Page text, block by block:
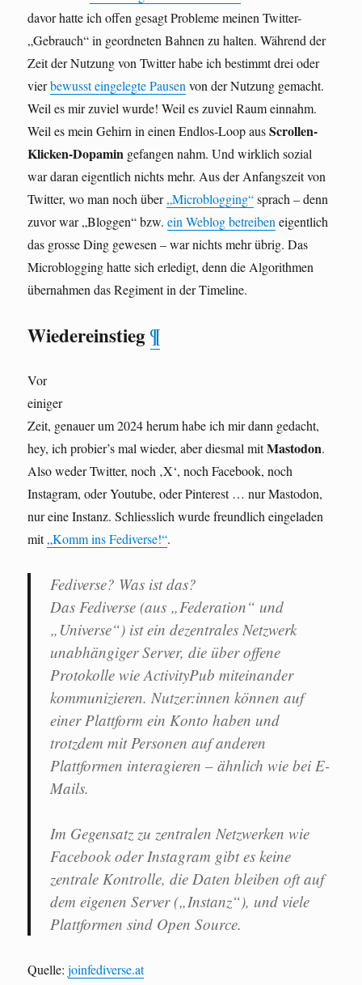
davor hatte ich offen gesagt Probleme meinen Twitter-
„Gebrauch“ in geordneten Bahnen zu halten. Während der
Zeit der Nutzung von Twitter habe ich bestimmt drei oder
vierbewusst eingelegte Pausen von der Nutzung gemacht.
Weil es mir zuviel wurde! Weil es zuviel Raum einnahm.
Weil es mein Gehirn in einen Endlos-Loop ausScrollen-
Klicken-Dopamin gefangen nahm. Und wirklich sozial
war daran eigentlich nichts mehr. Aus der Anfangszeit von
Twitter, wo man noch über„Microblogging“sprach – denn
zuvor war „Bloggen“ bzw.ein Weblog betreiben eigentlich
das grosse Ding gewesen – war nichts mehr übrig. Das
Microblogging hatte sich erledigt, denn die Algorithmen
übernahmen das Regiment in der Timeline.
Wiedereinstieg¶
Vor
einiger
Zeit, genauer um 2024 herum habe ich mir dann gedacht,
hey, ich probier’s mal wieder, aber diesmal mitMastodon.
Also weder Twitter, noch ‚X‘, noch Facebook, noch
Instagram, oder Youtube, oder Pinterest … nur Mastodon,
nur eine Instanz. Schliesslich wurde freundlich eingeladen
mit„Komm ins Fediverse!“.
Fediverse? Was ist das?
Das Fediverse (aus „Federation“ und
„Universe“) ist ein dezentrales Netzwerk
unabhängiger Server, die über offene
Protokolle wie ActivityPub miteinander
kommunizieren. Nutzer:innen können auf
einer Plattform ein Konto haben und
trotzdem mit Personen auf anderen
Plattformen interagieren – ähnlich wie bei E-
Mails.
Im Gegensatz zu zentralen Netzwerken wie
Facebook oder Instagram gibt es keine
zentrale Kontrolle, die Daten bleiben oft auf
dem eigenen Server („Instanz“), und viele
Plattformen sind Open Source.
Quelle:joinfediverse.at